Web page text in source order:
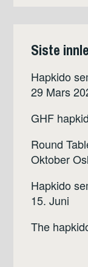
Siste
Hapkido
29 Mars
GHF
Round
Oktober
Hapkido
15. Juni
The